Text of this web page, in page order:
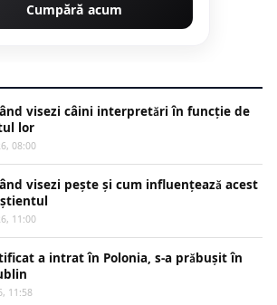
Cumpără acum
visezi câini interpretări în funcție de
lor
08:00
visezi pește și cum influențează acest
11:00
a intrat în Polonia, s-a prăbușit în
11:58